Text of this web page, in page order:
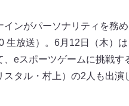
インがパーソナリティを務
生放送）。6月12日（木）
、eスポーツゲームに挑戦
スタル・村上）の2人も出演